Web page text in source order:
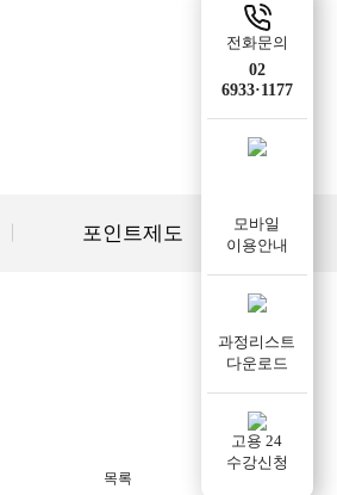
전화문의
02
6933·1177
모바일
이용안내
과정리스트
다운로드
고용 24
수강신청
포인트제도
목록